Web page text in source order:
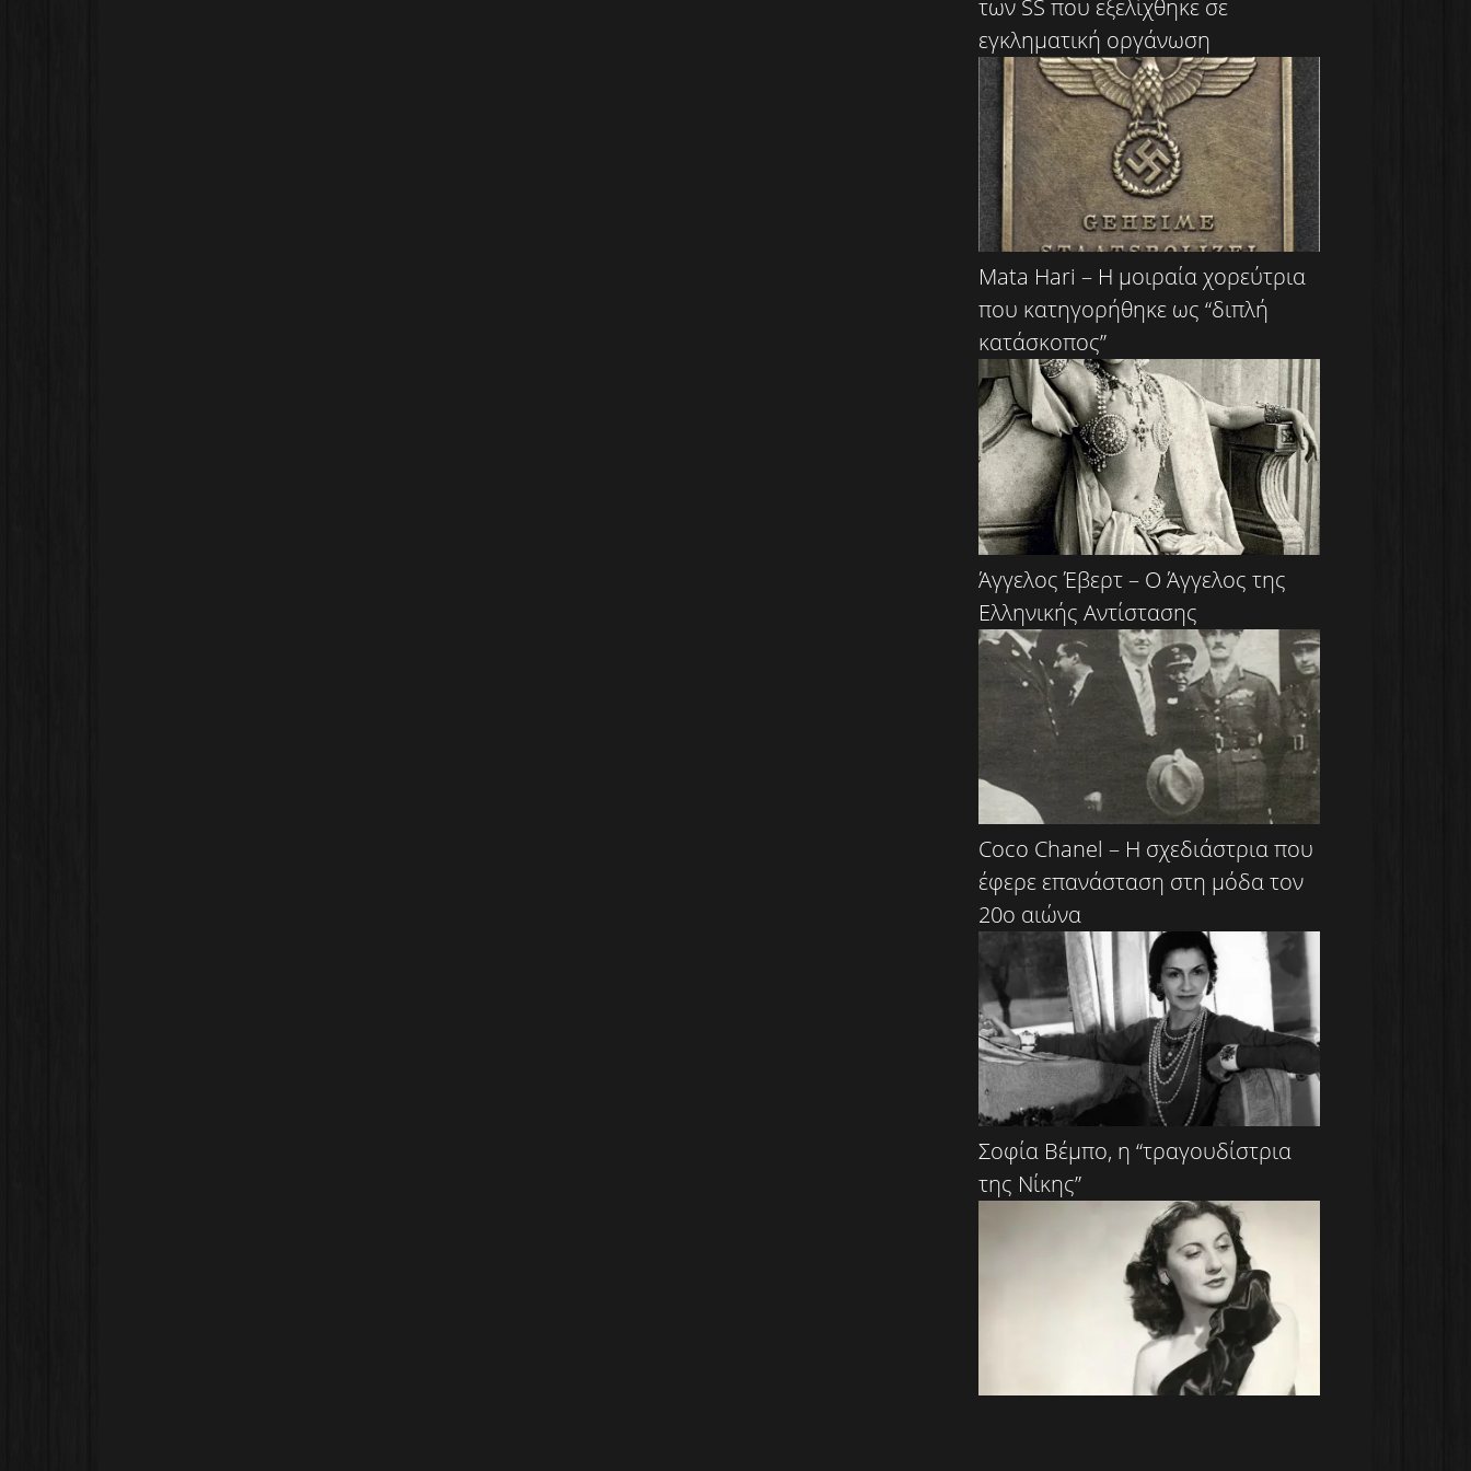
των SS που εξελίχθηκε σε
εγκληματική οργάνωση
Mata Hari – Η μοιραία χορεύτρια
που κατηγορήθηκε ως “διπλή
κατάσκοπος”
Άγγελος Έβερτ – Ο Άγγελος της
Ελληνικής Αντίστασης
Coco Chanel – Η σχεδιάστρια που
έφερε επανάσταση στη μόδα τον
20ο αιώνα
Σοφία Βέμπο, η “τραγουδίστρια
της Νίκης”